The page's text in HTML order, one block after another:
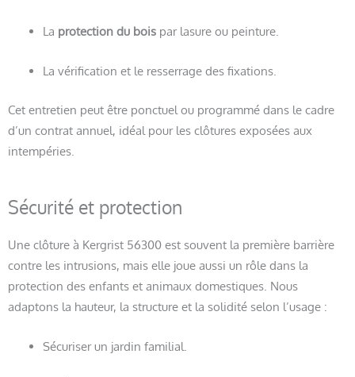
La protection du boispar lasure ou peinture.
La vérification et le resserrage des fixations.
Cet entretien peut être ponctuel ou programmé dans le cadre
d’un contrat annuel, idéal pour les clôtures exposées aux
intempéries.
Sécurité et protection
Une clôture à Kergrist 56300 est souvent la première barrière
contre les intrusions, mais elle joue aussi un rôle dans la
protection des enfants et animaux domestiques. Nous
adaptons la hauteur, la structure et la solidité selon l’usage :
Sécuriser un jardin familial.